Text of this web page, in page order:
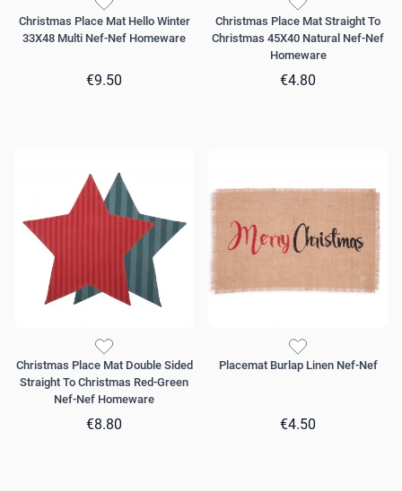
Christmas Place Mat Hello Winter
33X48 Multi Nef-Nef Homeware
€9.50
Christmas Place Mat Straight To
Christmas 45X40 Natural Nef-Nef
Homeware
€4.80
Christmas Place Mat Double Sided
Straight To Christmas Red-Green
Nef-Nef Homeware
€8.80
Placemat Burlap Linen Nef-Nef
€4.50